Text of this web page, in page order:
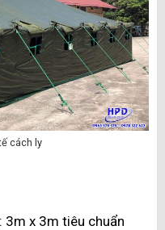
cách ly
3m x 3m tiêu chuẩn